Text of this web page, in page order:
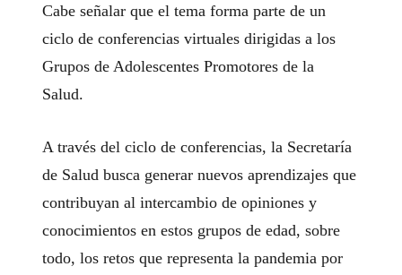
Cabe señalar que el tema forma parte de un
ciclo de conferencias virtuales dirigidas a los
Grupos de Adolescentes Promotores de la
Salud.
A través del ciclo de conferencias, la Secretaría
de Salud busca generar nuevos aprendizajes que
contribuyan al intercambio de opiniones y
conocimientos en estos grupos de edad, sobre
todo, los retos que representa la pandemia por